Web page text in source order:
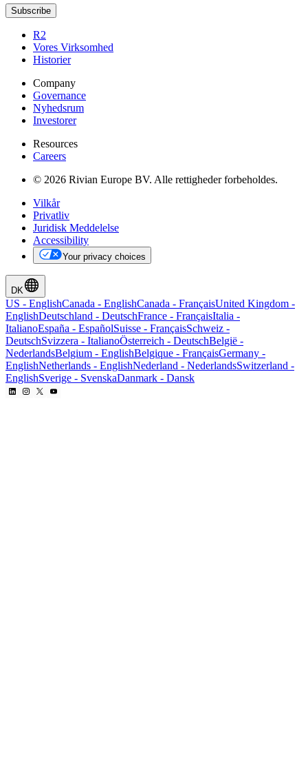
Subscribe
R2
Vores Virksomhed
Historier
Company
Governance
Nyhedsrum
Investorer
Resources
Careers
© 2026 Rivian Europe BV. Alle rettigheder forbeholdes.
Vilkår
Privatliv
Juridisk Meddelelse
Accessibility
Your privacy choices
DK
US - EnglishCanada - EnglishCanada - FrançaisUnited Kingdom -
EnglishDeutschland - DeutschFrance - FrançaisItalia -
ItalianoEspaña - EspañolSuisse - FrançaisSchweiz -
DeutschSvizzera - ItalianoÖsterreich - DeutschBelgië -
NederlandsBelgium - EnglishBelgique - FrançaisGermany -
EnglishNetherlands - EnglishNederland - NederlandsSwitzerland -
EnglishSverige - SvenskaDanmark - Dansk